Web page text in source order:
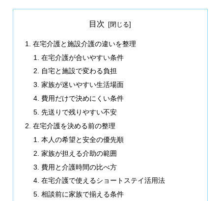
目次
在宅介護と施設介護の違いを整理
在宅介護が合いやすい条件
自宅と施設で変わる負担
家族が迷いやすい生活場面
費用だけで決めにくい条件
先送りで残りやすい不安
在宅介護を決める前の整理
本人の希望と安全の優先順
家族が担える介助の範囲
費用と介護時間の比べ方
在宅介護で使えるショートステイ活用法
相談前に家族で揃える条件